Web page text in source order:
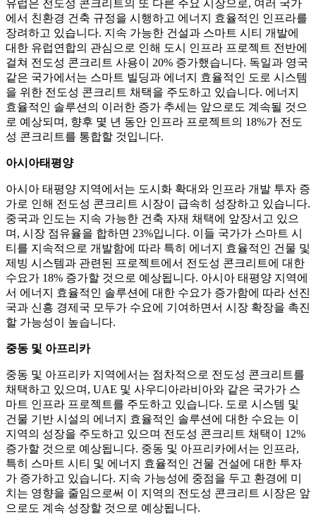
유럽은 전도성 콘크리트의 또 다른 주요 시장으로, 여러 국가
에서 친환경 건축 규정을 시행하고 에너지 효율적인 인프라를
장려하고 있습니다. 지속 가능한 건설과 스마트 시티 개발에
대한 유럽연합의 관심으로 인해 도시 인프라 프로젝트 전반에
걸쳐 전도성 콘크리트 사용이 20% 증가했습니다. 독일과 영국
같은 국가에서는 스마트 빌딩과 에너지 효율적인 도로 시스템
을 위한 전도성 콘크리트 채택을 주도하고 있습니다. 에너지
효율적인 솔루션의 이러한 증가 추세는 앞으로도 계속될 것으
로 예상되며, 향후 몇 년 동안 인프라 프로젝트의 18%가 전도
성 콘크리트를 통합할 것입니다.
아시아태평양
아시아 태평양 지역에서는 도시화 확대와 인프라 개발 투자 증
가로 인해 전도성 콘크리트 시장이 급속히 성장하고 있습니다.
중국과 인도는 지속 가능한 건축 자재 채택에 앞장서고 있으
며, 시장 점유율을 합하면 23%입니다. 이들 국가가 스마트 시
티를 지속적으로 개발함에 따라 특히 에너지 효율적인 건물 및
제빙 시스템과 관련된 프로젝트에서 전도성 콘크리트에 대한
수요가 18% 증가할 것으로 예상됩니다. 아시아 태평양 지역에
서 에너지 효율적인 솔루션에 대한 수요가 증가함에 따라 선진
국과 신흥 경제국 모두가 수요에 기여하면서 시장 확장을 촉진
할 가능성이 높습니다.
중동 및 아프리카
중동 및 아프리카 지역에서는 점차적으로 전도성 콘크리트를
채택하고 있으며, UAE 및 사우디아라비아와 같은 국가가 스
마트 인프라 프로젝트를 주도하고 있습니다. 도로 시스템 및
건물 기반 시설의 에너지 효율적인 솔루션에 대한 수요는 이
지역의 성장을 주도하고 있으며 전도성 콘크리트 채택이 12%
증가할 것으로 예상됩니다. 중동 및 아프리카에서는 인프라,
특히 스마트 시티 및 에너지 효율적인 건물 건설에 대한 투자
가 증가하고 있습니다. 지속 가능성에 중점을 두고 환경에 미
치는 영향을 줄임으로써 이 지역의 전도성 콘크리트 시장은 앞
으로도 계속 성장할 것으로 예상됩니다.